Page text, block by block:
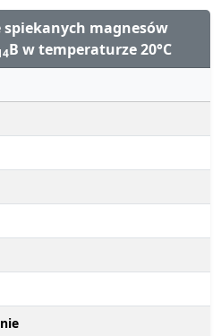
spiekanych magnesów
B w temperaturze 20°C